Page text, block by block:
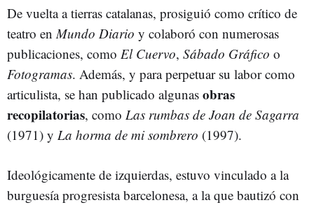
De vuelta a tierras catalanas, prosiguió como crítico de
teatro enMundo Diario y colaboró con numerosas
publicaciones, como El Cuervo, Sábado Gráfico o
Fotogramas. Además, y para perpetuar su labor como
articulista, se han publicado algunas obras
recopilatorias, como Las rumbas de Joan de Sagarra
(1971) y La horma de mi sombrero (1997).
Ideológicamente de izquierdas, estuvo vinculado a la
burguesía progresista barcelonesa, a la que bautizó con